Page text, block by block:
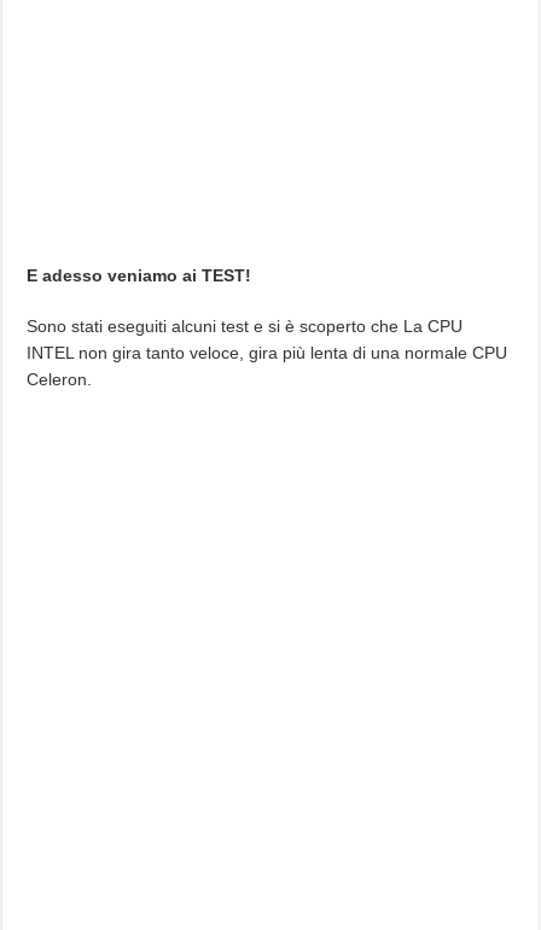
E adesso veniamo ai TEST!
Sono stati eseguiti alcuni test e si è scoperto che La CPU
INTEL non gira tanto veloce, gira più lenta di una normale CPU
Celeron.